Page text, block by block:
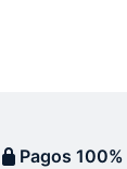
Pagos